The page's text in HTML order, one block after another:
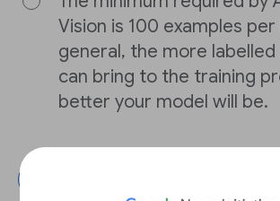
Vision is 100 examples per
general, the more labelled
can bring to the training
better your model will be.